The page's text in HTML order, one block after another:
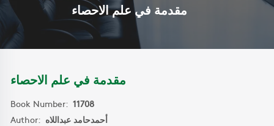
مقدمة في علم الاحصاء
مقدمة في علم الاحصاء
Book Number: 11708
Author: أحمدحامد عبداللاه